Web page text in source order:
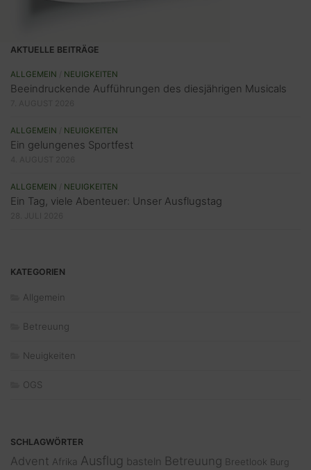
AKTUELLE BEITRÄGE
ALLGEMEIN NEUIGKEITEN
Beeindruckende Aufführungen des diesjährigen Musicals
ALLGEMEIN NEUIGKEITEN
Ein gelungenes Sportfest
ALLGEMEIN NEUIGKEITEN
Ein Tag, viele Abenteuer: Unser Ausflugstag
KATEGORIEN
Allgemein
Betreuung
Neuigkeiten
OGS
SCHLAGWÖRTER
Advent Afrika Ausflug basteln Betreuung Breetlook Burg